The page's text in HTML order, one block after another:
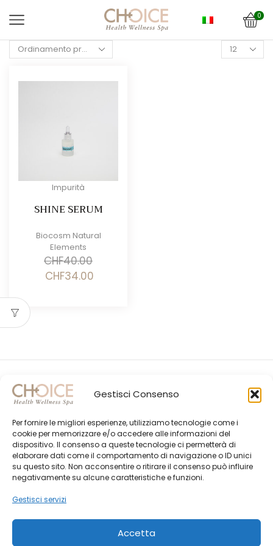
Gestisci Consenso
Per fornire le migliori esperienze, utilizziamo tecnologie come i
cookie per memorizzare e/o accedere alle informazioni del
dispositivo. Il consenso a queste tecnologie ci permetterà di
elaborare dati come il comportamento di navigazione o ID unici
su questo sito. Non acconsentire o ritirare il consenso può influire
negativamente su alcune caratteristiche e funzioni.
Gestisci servizi
Accetta
0
Products
per
Impurità
SHINE SERUM
Biocosm Natural
Elements
CHF40.00
IlCHF34.00Il
Gli Ultimi Post
Choice Shop Newsletter